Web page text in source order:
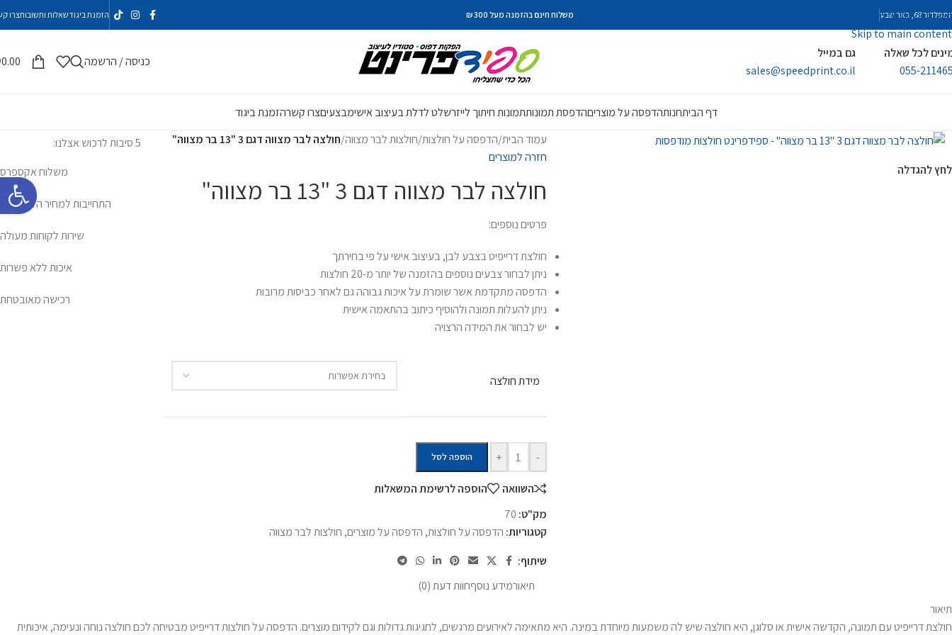
פתח
Skip to navigation
Skip to main content
68, באר שבע משלוח חינם בהזמנה מעל 300 ₪ הזמנת ביגודשאלות ותשובותצרו
לכל שאלה
055-
גם במייל
sales@speedprint.co.il
כניסה / הרשמה 0.00
דף הביתחנותהדפסה על מוצריםהדפסת תמונותתמונות חיתוך לייזרשלט לדלת בעיצוב אישימבצעיםצרו קשרהזמנת ביגוד
לחץ להגדלה
עמוד הבית/הדפסה על חולצות/חולצות לבר מצווה/חולצה לבר מצווה דגם 3 "13 בר מצווה"
חזרה למוצרים
חולצה לבר מצווה דגם 3 "13 בר מצווה"
פרטים נוספים:
חולצת דרייפיט בצבע לבן, בעיצוב אישי על פי בחירתך
ניתן לבחור צבעים נוספים בהזמנה של יותר מ-20 חולצות
הדפסה מתקדמת אשר שומרת על איכות גבוהה גם לאחר כביסות מרובות
ניתן להעלות תמונה ולהוסיף כיתוב בהתאמה אישית
יש לבחור את המידה הרצויה
מידת חולצה
-
+ הוספה לסל
השוואה
הוספה לרשימת המשאלות
מק"ט: 70
קטגוריות: הדפסה על חולצות, הדפסה על מוצרים, חולצות לבר מצווה
שיתוף:
5 סיבות לרכוש אצלנו:
משלוח אקספרס
התחייבות למחיר הזול ביותר
שירות לקוחות מעולה
איכות ללא פשרות
רכישה מאובטחת
תיאורמידע נוסףחוות דעת (0)
תיאור
חולצת דרייפיט עם תמונה, הקדשה אישית או סלוגן, היא חולצה שיש לה משמעות מיוחדת במינה. היא מתאימה לאירועים מרגשים, לחגיגות גדולות וגם לקידום מוצרים. הדפסה על חולצות דרייפיט מבטיחה לכם חולצה נוחה ונעימה, איכותית